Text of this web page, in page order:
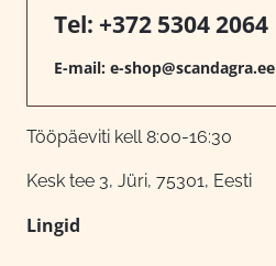
Tel: +372 5304 2064
E-mail: e-shop@scandagra.ee
Tööpäeviti kell 8:00-16:30
Kesk tee 3, Jüri, 75301, Eesti
Lingid